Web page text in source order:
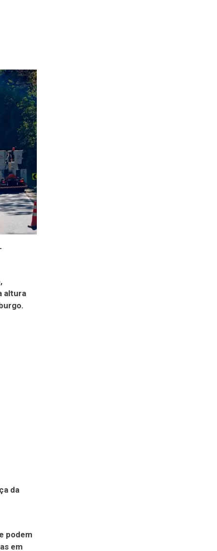
altura
da
podem
em